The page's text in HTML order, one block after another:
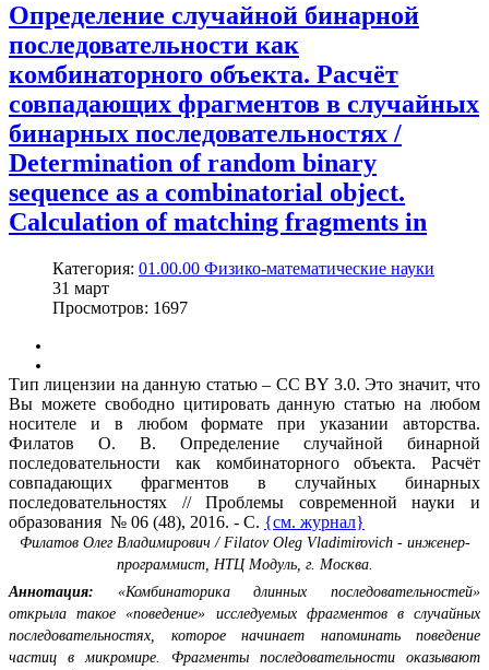
Определение случайной бинарной
последовательности как
комбинаторного объекта. Расчёт
совпадающих фрагментов в случайных
бинарных последовательностях /
Determination of random binary
sequence as a combinatorial object.
Calculation of matching fragments in
Категория: 01.00.00 Физико-математические науки
31 март
Просмотров: 1697
Тип лицензии на данную статью – CC BY 3.0. Это значит, что
Вы можете свободно цитировать данную статью на любом
носителе и в любом формате при указании авторства.
Филатов О. В. Определение случайной бинарной
последовательности как комбинаторного объекта. Расчёт
совпадающих фрагментов в случайных бинарных
последовательностях // Проблемы современной науки и
образования № 06 (48), 2016. - С. {см. журнал}
Филатов Олег Владимирович / Filatov Oleg Vladimirovich - инженер-
программист, НТЦ Модуль, г. Москва.
Аннотация: «Комбинаторика длинных последовательностей»
открыла такое «поведение» исследуемых фрагментов в случайных
последовательностях, которое начинает напоминать поведение
частиц в микромире. Фрагменты последовательности оказывают